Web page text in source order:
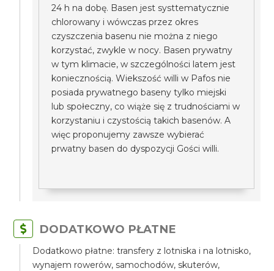
24 h na dobę. Basen jest systtematycznie
chlorowany i wówczas przez okres
czyszczenia basenu nie można z niego
korzystać, zwykle w nocy. Basen prywatny
w tym klimacie, w szczególności latem jest
koniecznością. Wiekszość willi w Pafos nie
posiada prywatnego baseny tylko miejski
lub społeczny, co wiąże się z trudnościami w
korzystaniu i czystością takich basenów. A
więc proponujemy zawsze wybierać
prwatny basen do dyspozycji Gości willi.
DODATKOWO PŁATNE
Dodatkowo płatne: transfery z lotniska i na lotnisko,
wynajem rowerów, samochodów, skuterów,